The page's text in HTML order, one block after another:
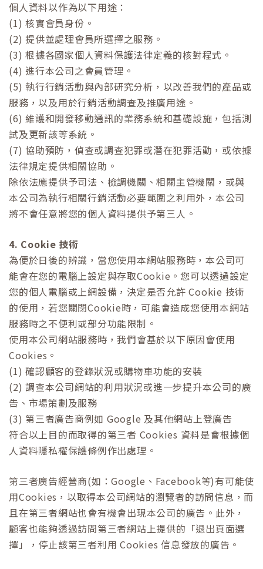
個人資料以作為以下用途：
(1) 核實會員身份。
(2) 提供並處理會員所選擇之服務。
(3) 根據各國家個人資料保護法律定義的核對程式。
(4) 進行本公司之會員管理。
(5) 執行行銷活動與內部研究分析，以改善我們的產品或
服務，以及用於行銷活動調查及推廣用途。
(6) 維護和開發移動通訊的業務系統和基礎設施，包括測
試及更新該等系統。
(7) 協助預防，偵查或調查犯罪或潛在犯罪活動，或依據
法律規定提供相關協助。
除依法應提供予司法、檢調機關、相關主管機關，或與
本公司為執行相關行銷活動必要範圍之利用外，本公司
將不會任意將您的個人資料提供予第三人。
4. Cookie 技術
為便於日後的辨識，當您使用本網站服務時，本公司可
能會在您的電腦上設定與存取Cookie。您可以透過設定
您的個人電腦或上網設備，決定是否允許 Cookie 技術
的使用，若您關閉Cookie時，可能會造成您使用本網站
服務時之不便利或部分功能限制。
使用本公司網站服務時，我們會基於以下原因會使用
Cookies。
(1) 確認顧客的登錄狀況或購物車功能的安裝
(2) 調查本公司網站的利用狀況或進一步提升本公司的廣
告、市場策劃及服務
(3) 第三者廣告商例如 Google 及其他網站上登廣告
符合以上目的而取得的第三者 Cookies 資料是會根據個
人資料隱私權保護條例作出處理。
第三者廣告經營商(如：Google、Facebook等)有可能使
用Cookies，以取得本公司網站的瀏覽者的訪問信息，而
且在第三者網站也會有機會出現本公司的廣告。此外，
顧客也能夠透過訪問第三者網站上提供的「退出頁面選
擇」，停止該第三者利用 Cookies 信息發放的廣告。